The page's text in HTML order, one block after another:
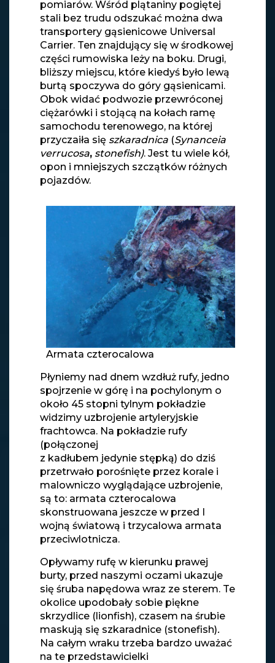
pomiarów. Wśród plątaniny pogiętej
stali bez trudu odszukać można dwa
transportery gąsienicowe Universal
Carrier. Ten znajdujący się w środkowej
części rumowiska leży na boku. Drugi,
bliższy miejscu, które kiedyś było lewą
burtą spoczywa do góry gąsienicami.
Obok widać podwozie przewróconej
ciężarówki i stojącą na kołach ramę
samochodu terenowego, na której
przyczaiła się szkaradnica (Synanceia
verrucosa, stonefish). Jest tu wiele kół,
opon i mniejszych szczątków różnych
pojazdów.
Armata czterocalowa
Płyniemy nad dnem wzdłuż rufy, jedno
spojrzenie w górę i na pochylonym o
około 45 stopni tylnym pokładzie
widzimy uzbrojenie artyleryjskie
frachtowca. Na pokładzie rufy
(połączonej
z kadłubem jedynie stępką) do dziś
przetrwało porośnięte przez korale i
malowniczo wyglądające uzbrojenie,
są to: armata czterocalowa
skonstruowana jeszcze w przed I
wojną światową i trzycalowa armata
przeciwlotnicza.
Opływamy rufę w kierunku prawej
burty, przed naszymi oczami ukazuje
się śruba napędowa wraz ze sterem. Te
okolice upodobały sobie piękne
skrzydlice (lionfish), czasem na śrubie
maskują się szkaradnice (stonefish).
Na całym wraku trzeba bardzo uważać
na te przedstawicielki